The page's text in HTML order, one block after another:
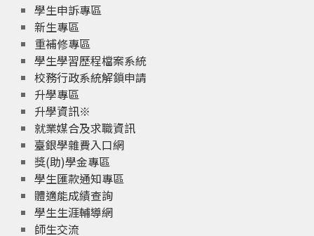
學生申訴專區
新生專區
重補修專區
學生學習歷程檔案系統
校務行政系統解鎖申請
升學專區
升學資訊※
就業媒合及求職資訊
臺銀學雜費入口網
獎(助)學金專區
學生匯款通知專區
體適能成績查詢
學生生涯輔導網
師生交流